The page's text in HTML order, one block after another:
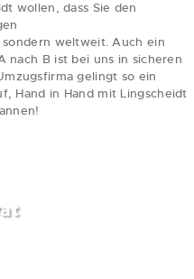
wollen, dass Sie den
weltweit. Auch ein
nach B ist bei uns in sicheren
gelingt so ein
Hand in Hand mit Lingscheidt